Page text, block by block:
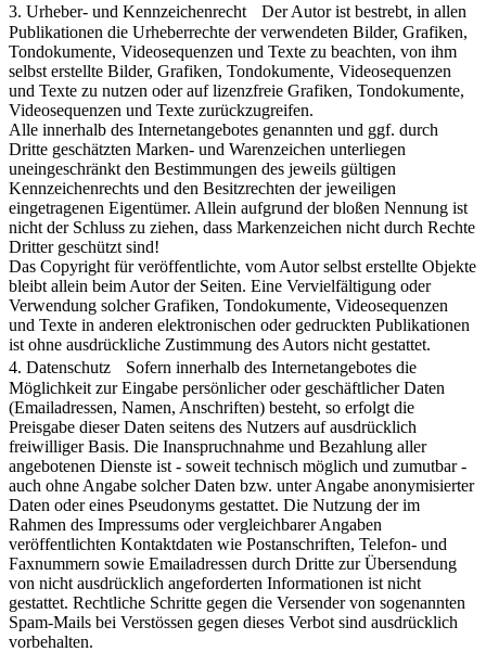
3. Urheber- und Kennzeichenrecht Der Autor ist bestrebt, in allen
Publikationen die Urheberrechte der verwendeten Bilder, Grafiken,
Tondokumente, Videosequenzen und Texte zu beachten, von ihm
selbst erstellte Bilder, Grafiken, Tondokumente, Videosequenzen
und Texte zu nutzen oder auf lizenzfreie Grafiken, Tondokumente,
Videosequenzen und Texte zurückzugreifen.
Alle innerhalb des Internetangebotes genannten und ggf. durch
Dritte geschätzten Marken- und Warenzeichen unterliegen
uneingeschränkt den Bestimmungen des jeweils gültigen
Kennzeichenrechts und den Besitzrechten der jeweiligen
eingetragenen Eigentümer. Allein aufgrund der bloßen Nennung ist
nicht der Schluss zu ziehen, dass Markenzeichen nicht durch Rechte
Dritter geschützt sind!
Das Copyright für veröffentlichte, vom Autor selbst erstellte Objekte
bleibt allein beim Autor der Seiten. Eine Vervielfältigung oder
Verwendung solcher Grafiken, Tondokumente, Videosequenzen
und Texte in anderen elektronischen oder gedruckten Publikationen
ist ohne ausdrückliche Zustimmung des Autors nicht gestattet.
4. Datenschutz Sofern innerhalb des Internetangebotes die
Möglichkeit zur Eingabe persönlicher oder geschäftlicher Daten
(Emailadressen, Namen, Anschriften) besteht, so erfolgt die
Preisgabe dieser Daten seitens des Nutzers auf ausdrücklich
freiwilliger Basis. Die Inanspruchnahme und Bezahlung aller
angebotenen Dienste ist - soweit technisch möglich und zumutbar -
auch ohne Angabe solcher Daten bzw. unter Angabe anonymisierter
Daten oder eines Pseudonyms gestattet. Die Nutzung der im
Rahmen des Impressums oder vergleichbarer Angaben
veröffentlichten Kontaktdaten wie Postanschriften, Telefon- und
Faxnummern sowie Emailadressen durch Dritte zur Übersendung
von nicht ausdrücklich angeforderten Informationen ist nicht
gestattet. Rechtliche Schritte gegen die Versender von sogenannten
Spam-Mails bei Verstössen gegen dieses Verbot sind ausdrücklich
vorbehalten.